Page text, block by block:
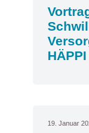
HÄPPI
19. Januar